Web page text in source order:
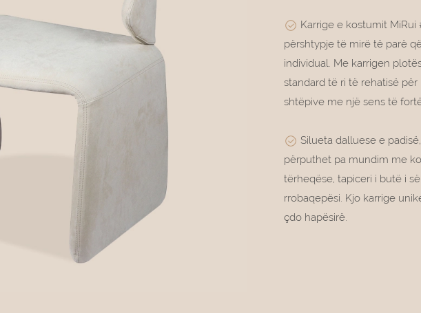
Karrige e kostumit
përshtypje të mirë të parë
individual. Me karrigen
standard të ri të rehatisë
shtëpive me një sens të
Silueta dalluese e
përputhet pa mundim me
tërheqëse, tapiceri i butë i
rrobaqepësi. Kjo karrige
çdo hapësirë.